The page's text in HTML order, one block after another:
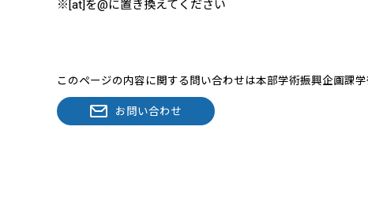
※[at]を@に置き換えてください
このページの内容に関する問い合わせは本部学術振興企画課
お問い合わせ